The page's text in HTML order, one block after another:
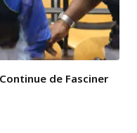
de Fasciner